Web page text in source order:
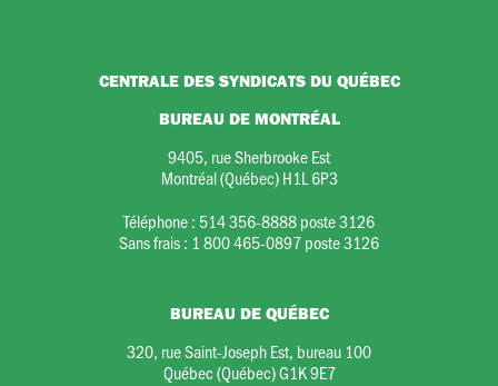
CENTRALE DES SYNDICATS DU QUÉBEC
BUREAU DE MONTRÉAL
9405, rue Sherbrooke Est
Montréal (Québec) H1L 6P3
Téléphone : 514 356-8888 poste 3126
Sans frais : 1 800 465-0897 poste 3126
BUREAU DE QUÉBEC
320, rue Saint-Joseph Est, bureau 100
Québec (Québec) G1K 9E7